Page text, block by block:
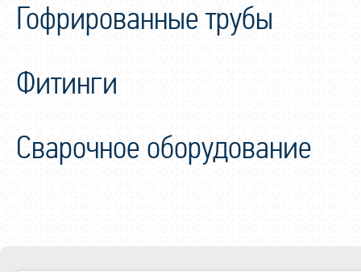
Гофрированные трубы
Фитинги
Сварочное оборудование